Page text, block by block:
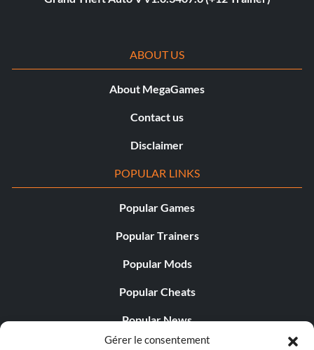
Gérer le consentement
ABOUT US
About MegaGames
Contact us
Disclaimer
POPULAR LINKS
Popular Games
Popular Trainers
Popular Mods
Popular Cheats
Popular News